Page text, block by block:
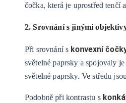
čočka, která je uprostřed tenčí
2. Srovnání s jinými
Při srovnání s konvexní
světelné paprsky a spojovaly
světelné paprsky. Ve středu
Podobně při kontrastu s